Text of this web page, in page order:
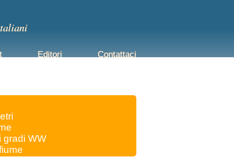
Editori Contattaci
gradi WW